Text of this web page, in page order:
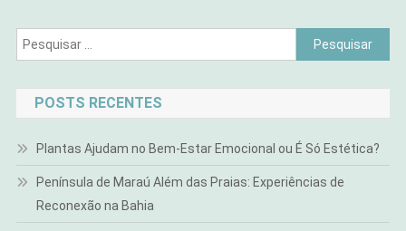
Pesquisar
por:
POSTS RECENTES
Plantas Ajudam no Bem-Estar Emocional ou É Só Estética?
Península de Maraú Além das Praias: Experiências de
Reconexão na Bahia